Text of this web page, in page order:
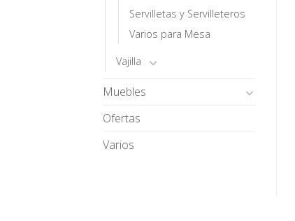
Servilletas y Servilleteros
Varios para Mesa
Vajilla
Muebles
Ofertas
Varios